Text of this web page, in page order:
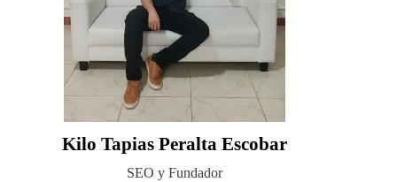
Kilo Tapias Peralta Escobar
SEO y Fundador